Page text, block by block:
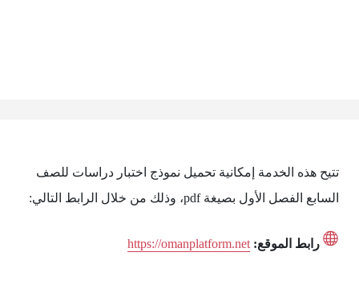
تتيح هذه الخدمة إمكانية تحميل نموذج اختبار دراسات للصف
السابع الفصل الأول بصيغة pdf، وذلك من خلال الرابط التالي:
رابط الموقع: https://omanplatform.net